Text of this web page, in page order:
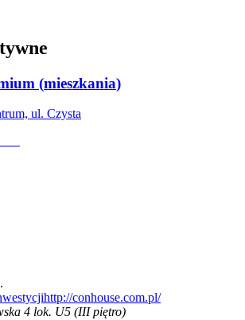
(mieszkania)
ul. Czysta
http://conhouse.com.pl/
4 lok. U5 (III piętro)